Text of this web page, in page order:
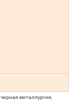
металлургия,